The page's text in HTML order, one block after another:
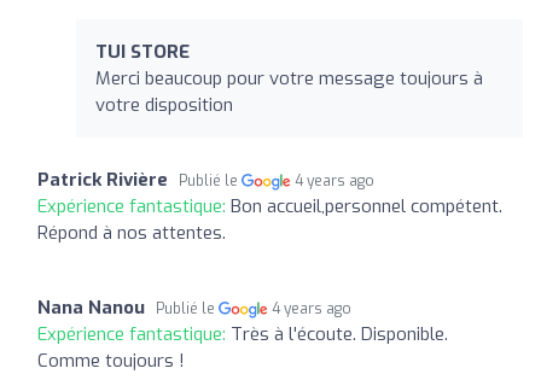
TUI STORE
Merci beaucoup pour votre message toujours à
votre disposition
Patrick Rivière Publié le 4 years ago
Expérience fantastique: Bon accueil,personnel compétent.
Répond à nos attentes.
Nana Nanou Publié le 4 years ago
Expérience fantastique: Très à l'écoute. Disponible.
Comme toujours !